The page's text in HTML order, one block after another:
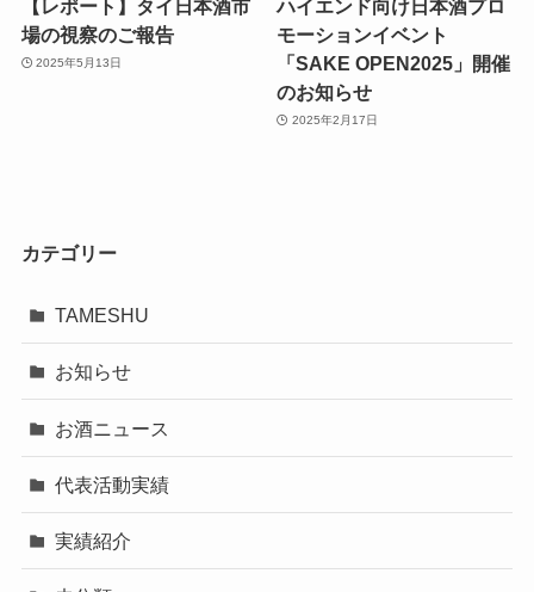
【レポート】タイ日本酒市
場の視察のご報告
2025年5月13日
ハイエンド向け日本酒プロ
モーションイベント
「SAKE OPEN2025」開催
のお知らせ
2025年2月17日
カテゴリー
TAMESHU
お知らせ
お酒ニュース
代表活動実績
実績紹介